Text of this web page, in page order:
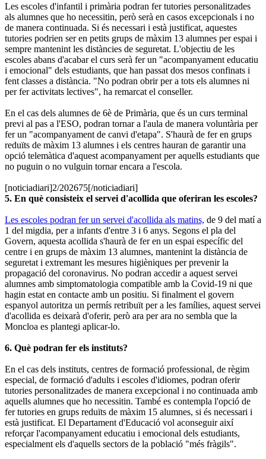
Les escoles d'infantil i primària podran fer tutories personalitzades
als alumnes que ho necessitin, però serà en casos excepcionals i no
de manera continuada. Si és necessari i està justificat, aquestes
tutories podrien ser en petits grups de màxim 13 alumnes per espai i
sempre mantenint les distàncies de seguretat. L'objectiu de les
escoles abans d'acabar el curs serà fer un "acompanyament educatiu
i emocional" dels estudiants, que han passat dos mesos confinats i
fent classes a distància. "No podran obrir per a tots els alumnes ni
per fer activitats lectives", ha remarcat el conseller.
En el cas dels alumnes de 6è de Primària, que és un curs terminal
previ al pas a l'ESO, podran tornar a l'aula de manera voluntària per
fer un "acompanyament de canvi d'etapa". S'haurà de fer en grups
reduïts de màxim 13 alumnes i els centres hauran de garantir una
opció telemàtica d'aquest acompanyament per aquells estudiants que
no puguin o no vulguin tornar encara a l'escola.
[noticiadiari]2/202675[/noticiadiari]
5. En què consisteix el servei d'acollida que oferiran les escoles?
Les escoles podran fer un servei d'acollida als matins, de 9 del matí a
1 del migdia, per a infants d'entre 3 i 6 anys. Segons el pla del
Govern, aquesta acollida s'haurà de fer en un espai específic del
centre i en grups de màxim 13 alumnes, mantenint la distància de
seguretat i extremant les mesures higièniques per prevenir la
propagació del coronavirus. No podran accedir a aquest servei
alumnes amb simptomatologia compatible amb la Covid-19 ni que
hagin estat en contacte amb un positiu. Si finalment el govern
espanyol autoritza un permís retribuït per a les famílies, aquest servei
d'acollida es deixarà d'oferir, però ara per ara no sembla que la
Moncloa es plantegi aplicar-lo.
6. Què podran fer els instituts?
En el cas dels instituts, centres de formació professional, de règim
especial, de formació d'adults i escoles d'idiomes, podran oferir
tutories personalitzades de manera excepcional i no continuada amb
aquells alumnes que ho necessitin. També es contempla l'opció de
fer tutories en grups reduïts de màxim 15 alumnes, si és necessari i
està justificat. El Departament d'Educació vol aconseguir així
reforçar l'acompanyament educatiu i emocional dels estudiants,
especialment els d'aquells sectors de la població "més fràgils".